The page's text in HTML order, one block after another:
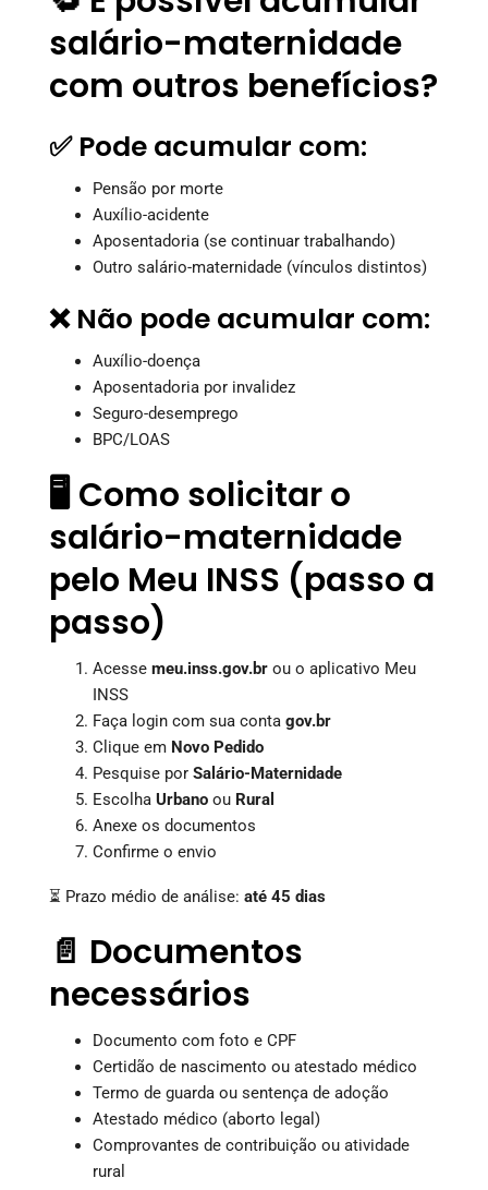
salário-maternidade
com outros benefícios?
✅ Pode acumular com:
Pensão por morte
Auxílio-acidente
Aposentadoria (se continuar trabalhando)
Outro salário-maternidade (vínculos distintos)
❌ Não pode acumular com:
Auxílio-doença
Aposentadoria por invalidez
Seguro-desemprego
BPC/LOAS
🖥️ Como solicitar o
salário-maternidade
pelo Meu INSS (passo a
passo)
Acesse meu.inss.gov.br ou o aplicativo Meu
INSS
Faça login com sua conta gov.br
Clique em Novo Pedido
Pesquise por Salário-Maternidade
Escolha Urbano ou Rural
Anexe os documentos
Confirme o envio
⏳ Prazo médio de análise: até 45 dias
📄 Documentos
necessários
Documento com foto e CPF
Certidão de nascimento ou atestado médico
Termo de guarda ou sentença de adoção
Atestado médico (aborto legal)
Comprovantes de contribuição ou atividade
rural